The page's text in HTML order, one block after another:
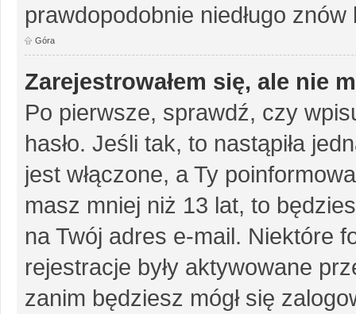
prawdopodobnie niedługo
Góra
Zarejestrowałem się, ale nie
Po pierwsze, sprawdź, czy
hasło. Jeśli tak, to nastąpiła
jest włączone, a Ty
masz mniej niż 13 lat, to
na Twój adres e-mail. Niektóre
rejestracje były aktywowane
zanim będziesz mógł się